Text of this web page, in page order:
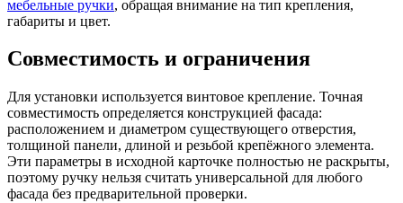
мебельные ручки, обращая внимание на тип крепления,
габариты и цвет.
Совместимость и ограничения
Для установки используется винтовое крепление. Точная
совместимость определяется конструкцией фасада:
расположением и диаметром существующего отверстия,
толщиной панели, длиной и резьбой крепёжного элемента.
Эти параметры в исходной карточке полностью не раскрыты,
поэтому ручку нельзя считать универсальной для любого
фасада без предварительной проверки.